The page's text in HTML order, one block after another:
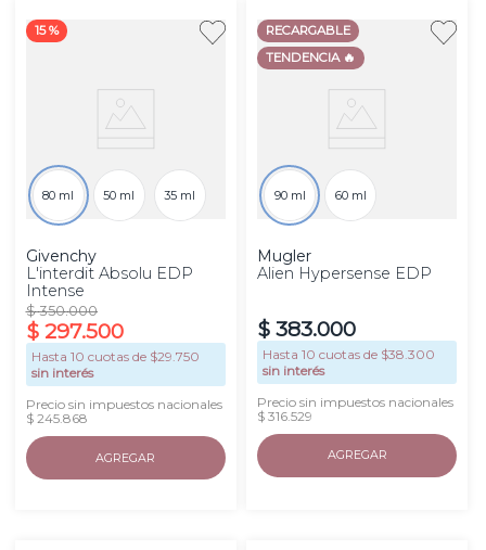
15 %
80 ml 50 ml 35 ml
Givenchy
L'interdit Absolu EDP
Intense
$ 350.000
$ 297.500
Hasta 10 cuotas de $29.750
sin interés
Precio sin impuestos nacionales
$ 245.868
AGREGAR
RECARGABLE
TENDENCIA 🔥
90 ml 60 ml
Mugler
Alien Hypersense EDP
$ 383.000
Hasta10 cuotas de $38.300
sin interés
Precio sin impuestos nacionales
$ 316.529
AGREGAR